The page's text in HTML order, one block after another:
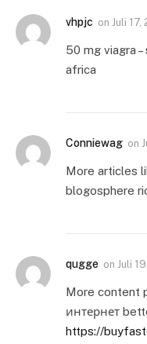
vhpjc on Juli
50 mg viagra –
africa
Conniewag on
More articles
blogosphere
qugge on Juli
More content
интернет
https://